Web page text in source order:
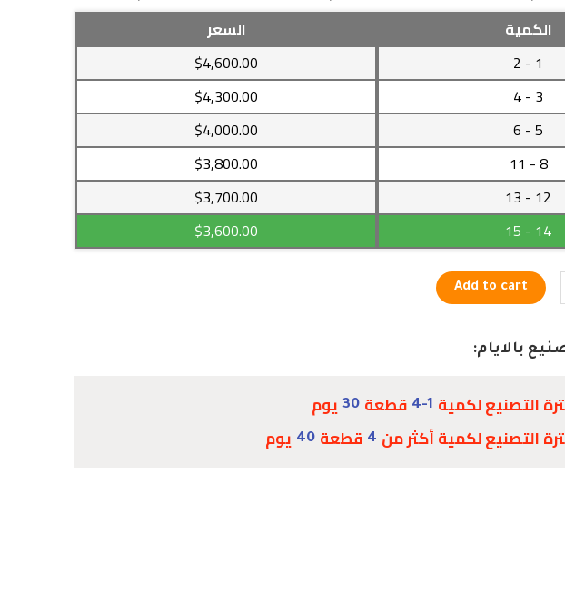
الكمية
السعر
1
- 2
$4,600.00
3
- 4
$4,300.00
5
- 6
$4,000.00
8
- 11
$3,800.00
12
- 13
$3,700.00
14
- 15
$3,600.00
Add to cart
بالايام:
التصنيع لكمية 4-1 قطعة 30 يوم
التصنيع لكمية أكثر من 4 قطعة 40 يوم